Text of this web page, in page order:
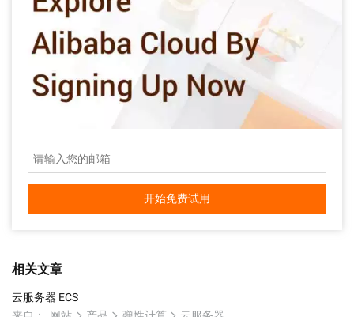
开始免费试用
相关文章
云服务器 ECS